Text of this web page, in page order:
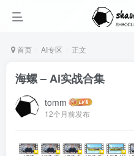
首页 AI专区 正文
海螺 – Ai实战合集
tomm
12个月前发布